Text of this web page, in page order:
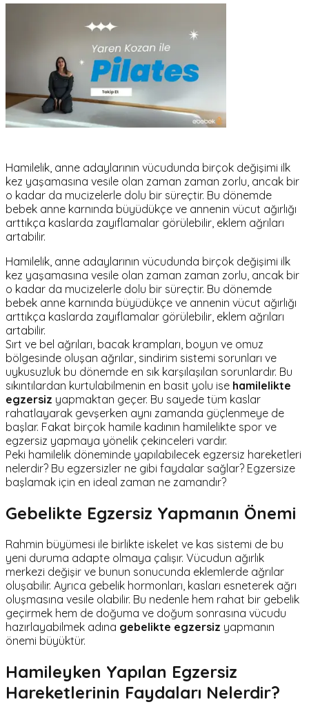
Hamilelik, anne adaylarının vücudunda birçok değişimi ilk
kez yaşamasına vesile olan zaman zaman zorlu, ancak bir
o kadar da mucizelerle dolu bir süreçtir. Bu dönemde
bebek anne karnında büyüdükçe ve annenin vücut ağırlığı
arttıkça kaslarda zayıflamalar görülebilir, eklem ağrıları
artabilir.
Hamilelik, anne adaylarının vücudunda birçok değişimi ilk
kez yaşamasına vesile olan zaman zaman zorlu, ancak bir
o kadar da mucizelerle dolu bir süreçtir. Bu dönemde
bebek anne karnında büyüdükçe ve annenin vücut ağırlığı
arttıkça kaslarda zayıflamalar görülebilir, eklem ağrıları
artabilir.
Sırt ve bel ağrıları, bacak krampları, boyun ve omuz
bölgesinde oluşan ağrılar, sindirim sistemi sorunları ve
uykusuzluk bu dönemde en sık karşılaşılan sorunlardır. Bu
sıkıntılardan kurtulabilmenin en basit yolu ise hamilelikte
egzersiz yapmaktan geçer. Bu sayede tüm kaslar
rahatlayarak gevşerken aynı zamanda güçlenmeye de
başlar. Fakat birçok hamile kadının hamilelikte spor ve
egzersiz yapmaya yönelik çekinceleri vardır.
Peki hamilelik döneminde yapılabilecek egzersiz hareketleri
nelerdir? Bu egzersizler ne gibi faydalar sağlar? Egzersize
başlamak için en ideal zaman ne zamandır?
Gebelikte Egzersiz Yapmanın Önemi
Rahmin büyümesi ile birlikte iskelet ve kas sistemi de bu
yeni duruma adapte olmaya çalışır. Vücudun ağırlık
merkezi değişir ve bunun sonucunda eklemlerde ağrılar
oluşabilir. Ayrıca gebelik hormonları, kasları esneterek ağrı
oluşmasına vesile olabilir. Bu nedenle hem rahat bir gebelik
geçirmek hem de doğuma ve doğum sonrasına vücudu
hazırlayabilmek adına gebelikte egzersiz yapmanın
önemi büyüktür.
Hamileyken Yapılan Egzersiz
Hareketlerinin Faydaları Nelerdir?